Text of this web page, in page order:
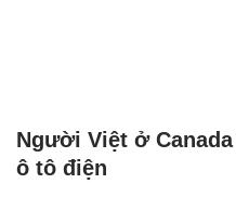
Người Việt ở
ô tô điện